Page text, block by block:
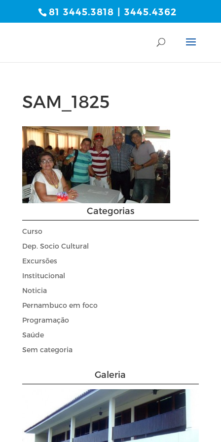
81 3445.3818 | 3445.4362
SAM_1825
Categorias
Curso
Dep. Socio Cultural
Excursões
Institucional
Noticia
Pernambuco em foco
Programação
Saúde
Sem categoria
Galeria